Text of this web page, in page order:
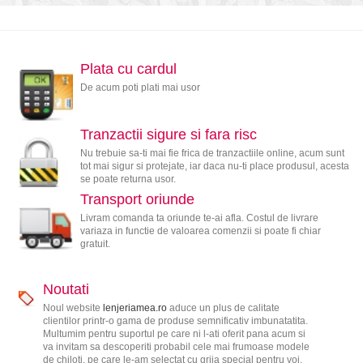
Plata cu cardul
De acum poti plati mai usor
Tranzactii sigure si fara risc
Nu trebuie sa-ti mai fie frica de tranzactiile online, acum sunt
tot mai sigur si protejate, iar daca nu-ti place produsul, acesta
se poate returna usor.
Transport oriunde
Livram comanda ta oriunde te-ai afla. Costul de livrare
variaza in functie de valoarea comenzii si poate fi chiar
gratuit.
Noutati
Noul website lenjeriamea.roaduce un plus de calitate
clientilor printr-o gama de produse semnificativ imbunatatita.
Multumim pentru suportul pe care ni l-ati oferit pana acum si
va invitam sa descoperiti probabil cele mai frumoase modele
de chiloti, pe care le-am selectat cu grija special pentru voi.